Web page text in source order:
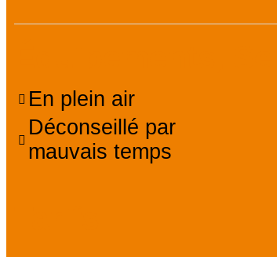
En plein air
Déconseillé par
mauvais temps